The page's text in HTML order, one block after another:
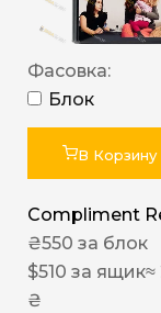
Фасовка:
Блок
В Корзину
Compliment
₴550 за блок
$510 за ящик≈
₴